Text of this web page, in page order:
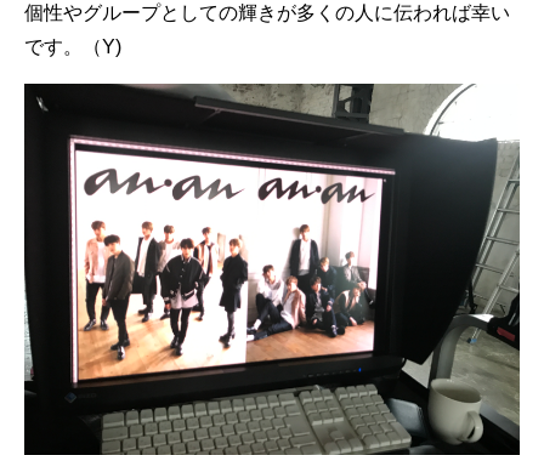
個性やグループとしての輝きが多くの人に伝われば幸い
です。（Y)